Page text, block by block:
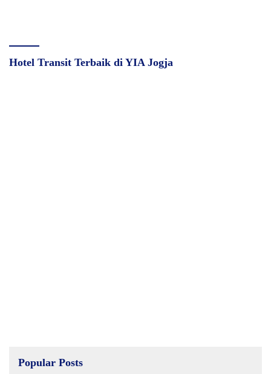
Hotel Transit Terbaik di YIA Jogja
Popular Posts